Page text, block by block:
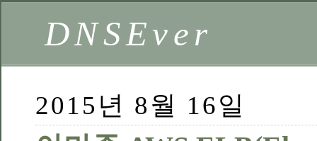
DNSEver
2015년 8월 16일